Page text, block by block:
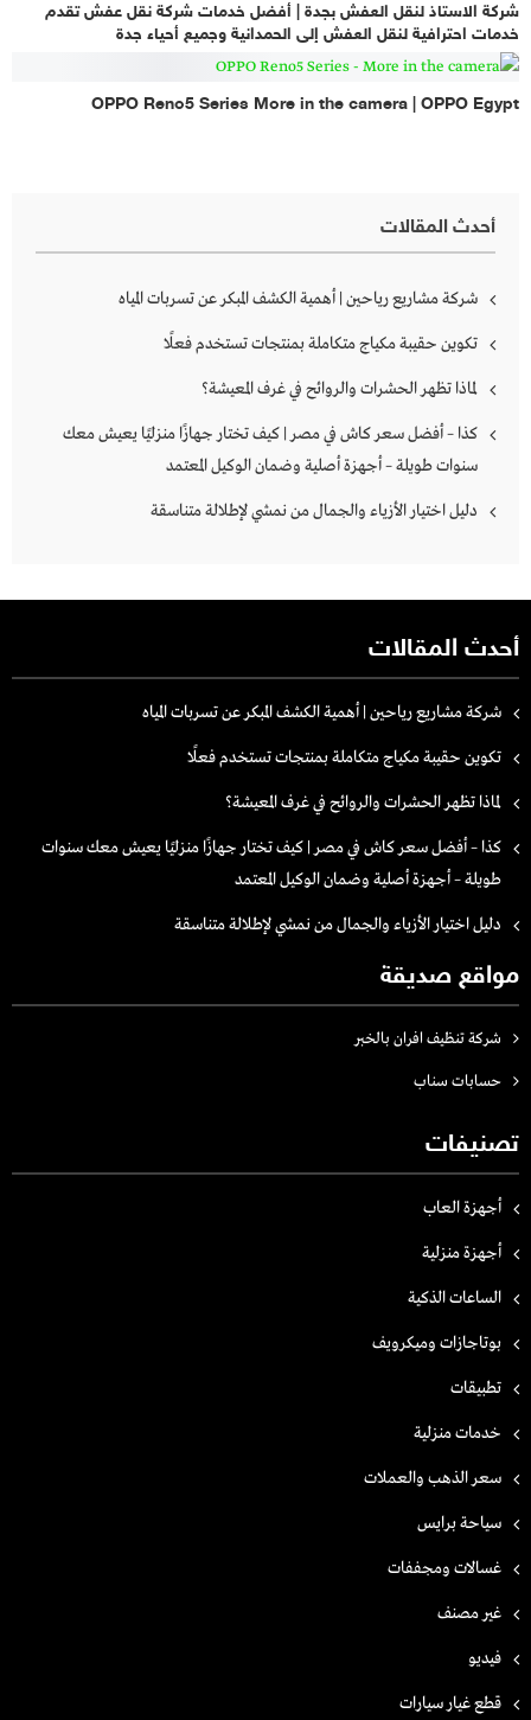
شركة الاستاذ لنقل العفش بجدة | أفضل خدمات شركة نقل عفش تقدم
خدمات احترافية لنقل العفش إلى الحمدانية وجميع أحياء جدة
OPPO Reno5 Series More in the camera | OPPO Egypt
أحدث المقالات
شركة مشاريع رياحين | أهمية الكشف المبكر عن تسربات المياه
تكوين حقيبة مكياج متكاملة بمنتجات تستخدم فعلًا
لماذا تظهر الحشرات والروائح في غرف المعيشة؟
كذا – أفضل سعر كاش في مصر | كيف تختار جهازًا منزليًا يعيش معك
سنوات طويلة – أجهزة أصلية وضمان الوكيل المعتمد
دليل اختيار الأزياء والجمال من نمشي لإطلالة متناسقة
أحدث المقالات
شركة مشاريع رياحين | أهمية الكشف المبكر عن تسربات المياه
تكوين حقيبة مكياج متكاملة بمنتجات تستخدم فعلًا
لماذا تظهر الحشرات والروائح في غرف المعيشة؟
كذا – أفضل سعر كاش في مصر | كيف تختار جهازًا منزليًا يعيش معك سنوات
طويلة – أجهزة أصلية وضمان الوكيل المعتمد
دليل اختيار الأزياء والجمال من نمشي لإطلالة متناسقة
مواقع صديقة
شركة تنظيف افران بالخبر
حسابات سناب
تصنيفات
أجهزة العاب
أجهزة منزلية
الساعات الذكية
بوتاجازات وميكرويف
تطبيقات
خدمات منزلية
سعر الذهب والعملات
سياحة برايس
غسالات ومجففات
غير مصنف
فيديو
قطع غيار سيارات